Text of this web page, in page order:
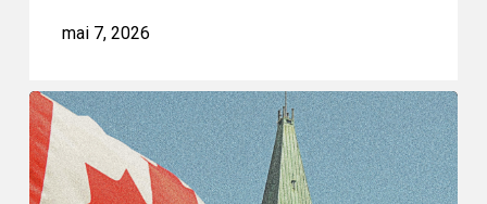
mai 7, 2026
L’ACLC
félicite
la
juge